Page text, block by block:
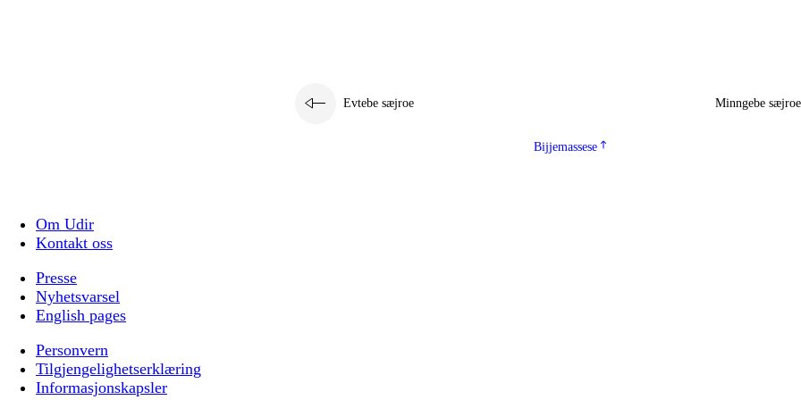
Evtebe sæjroe Minngebe sæjroe
Bijjemassese
Om Udir
Kontakt oss
Presse
Nyhetsvarsel
English pages
Personvern
Tilgjengelighetserklæring
Informasjonskapsler